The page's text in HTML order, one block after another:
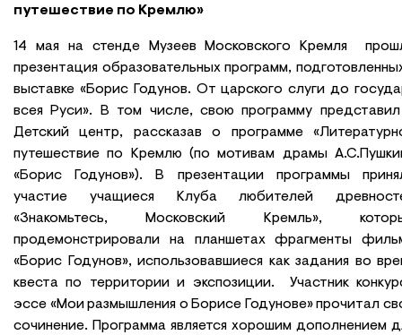
путешествие по Кремлю»
14 мая на стенде Музеев Московского Кремля
презентация образовательных программ,
выставке «Борис Годунов. От царского слуги до
всея Руси». В том числе, свою программу
Детский центр, рассказав о программе
путешествие по Кремлю (по мотивам драмы
«Борис Годунов»). В презентации программы
участие учащиеся Клуба любителей
«Знакомьтесь, Московский Кремль»,
продемонстрировали на планшетах фрагменты
«Борис Годунов», использовавшиеся как задания во
квеста по территории и экспозиции. Участник
эссе «Мои размышления о Борисе Годунове» прочитал
сочинение. Программа является хорошим дополнением